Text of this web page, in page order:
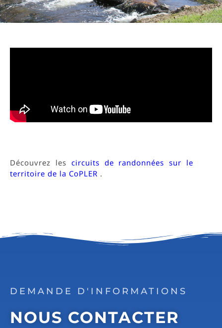
Découvrez les circuits de randonnées sur le
territoire de la CoPLER .
DEMANDE D'INFORMATIONS
NOUS CONTACTER